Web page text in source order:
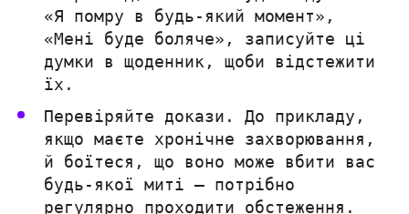
«Я помру в будь-який момент»,
«Мені буде боляче», записуйте ці
думки в щоденник, щоби відстежити
їх.
Перевіряйте докази. До прикладу,
якщо маєте хронічне захворювання,
й боїтеся, що воно може вбити вас
будь-якої миті — потрібно
регулярно проходити обстеження.